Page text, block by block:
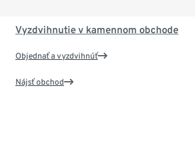
Vyzdvihnutie v kamennom obchode
Objednať a vyzdvihnúť
Nájsť obchod